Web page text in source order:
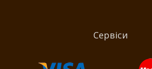
Сервіси